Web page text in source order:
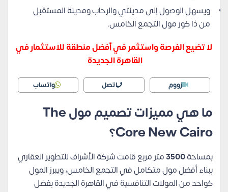
ويسهل الوصول إلى مدينتي والرحاب ومدينة المستقبل
من ذا كور مول التجمع الخامس.
لا تضيع الفرصة واستثمر في أفضل منطقة للاستثمار في
القاهرة الجديدة
زووم اتصل واتساب
ما هي مميزات تصميم مول The
Core New Cairo؟
بمساحة3500متر مربع قامت شركة الأشراف للتطوير العقاري
ببناء أفضل مول متكامل في التجمع الخامس، ويبرز المول
كواحد من المولات التنافسية في القاهرة الجديدة بفضل